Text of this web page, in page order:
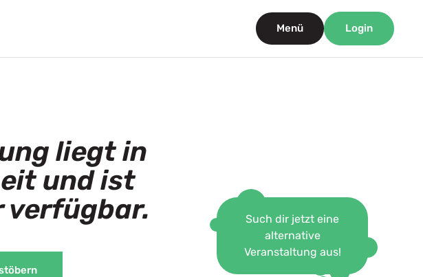
Menü Login
Such dir jetzt eine
alternative
Veranstaltung aus!
liegt in
und ist
verfügbar.